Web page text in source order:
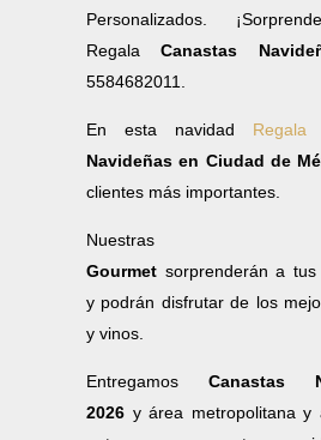
Personalizados.
RegalaCanastas
5584682011.
En esta navidad Regala
Navideñas en Ciudad de
clientes más importantes.
Nuestras
Gourmet sorprenderán a tus
y podrán disfrutar de los
y vinos.
Entregamos Canastas
2026 y área metropolitana y